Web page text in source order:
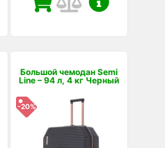
Большой чемодан Semi
Line – 94 л, 4 кг Черный
-20%